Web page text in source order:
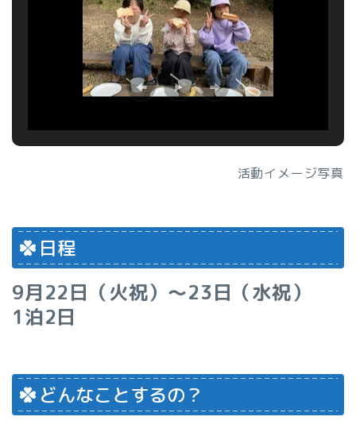
活動イメージ写真
日程
9月22日（火祝）～23日（水祝）
1泊2日
どんなことするの？